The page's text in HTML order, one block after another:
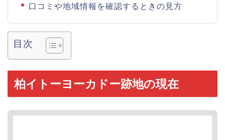
口コミや地域情報を確認するときの見方
目次
柏イトーヨーカドー跡地の現在